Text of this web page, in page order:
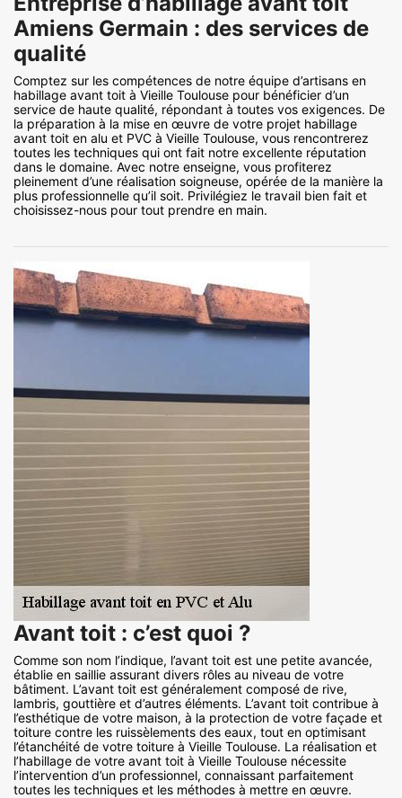
Amiens Germain : des services de
qualité
Comptez sur les compétences de notre équipe d’artisans en
habillage avant toit à Vieille Toulouse pour bénéficier d’un
service de haute qualité, répondant à toutes vos exigences. De
la préparation à la mise en œuvre de votre projet habillage
avant toit en alu et PVC à Vieille Toulouse, vous rencontrerez
toutes les techniques qui ont fait notre excellente réputation
dans le domaine. Avec notre enseigne, vous profiterez
pleinement d’une réalisation soigneuse, opérée de la manière la
plus professionnelle qu’il soit. Privilégiez le travail bien fait et
choisissez-nous pour tout prendre en main.
Avant toit : c’est quoi ?
Comme son nom l’indique, l’avant toit est une petite avancée,
établie en saillie assurant divers rôles au niveau de votre
bâtiment. L’avant toit est généralement composé de rive,
lambris, gouttière et d’autres éléments. L’avant toit contribue à
l’esthétique de votre maison, à la protection de votre façade et
toiture contre les ruissèlements des eaux, tout en optimisant
l’étanchéité de votre toiture à Vieille Toulouse. La réalisation et
l’habillage de votre avant toit à Vieille Toulouse nécessite
l’intervention d’un professionnel, connaissant parfaitement
toutes les techniques et les méthodes à mettre en œuvre.